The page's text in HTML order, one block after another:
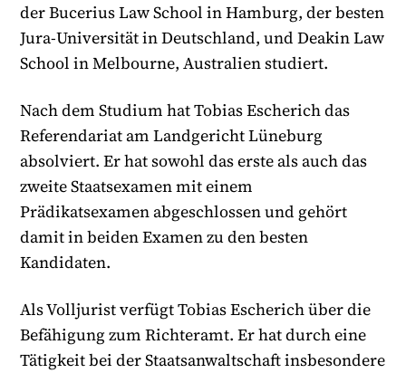
der Bucerius Law School in Hamburg, der besten
Jura-Universität in Deutschland, und Deakin Law
School in Melbourne, Australien studiert.
Nach dem Studium hat Tobias Escherich das
Referendariat am Landgericht Lüneburg
absolviert. Er hat sowohl das erste als auch das
zweite Staatsexamen mit einem
Prädikatsexamen abgeschlossen und gehört
damit in beiden Examen zu den besten
Kandidaten.
Als Volljurist verfügt Tobias Escherich über die
Befähigung zum Richteramt. Er hat durch eine
Tätigkeit bei der Staatsanwaltschaft insbesondere